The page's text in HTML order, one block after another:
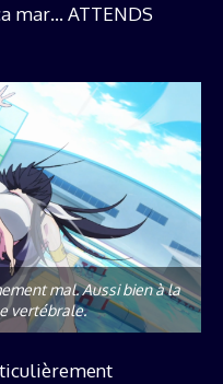
mar… ATTENDS
mal. Aussi bien à la
vertébrale.